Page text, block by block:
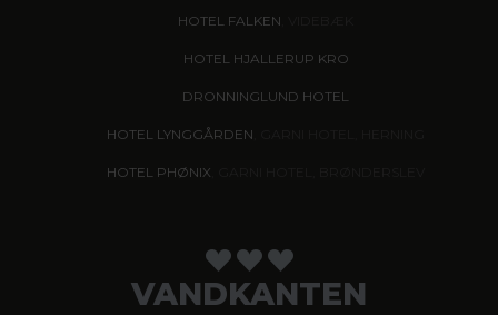
HOTEL FALKEN
HOTEL HJALLERUP KRO
DRONNINGLUND HOTEL
HOTEL LYNGGÅRDEN
HOTEL PHØNIX
VANDKANTEN